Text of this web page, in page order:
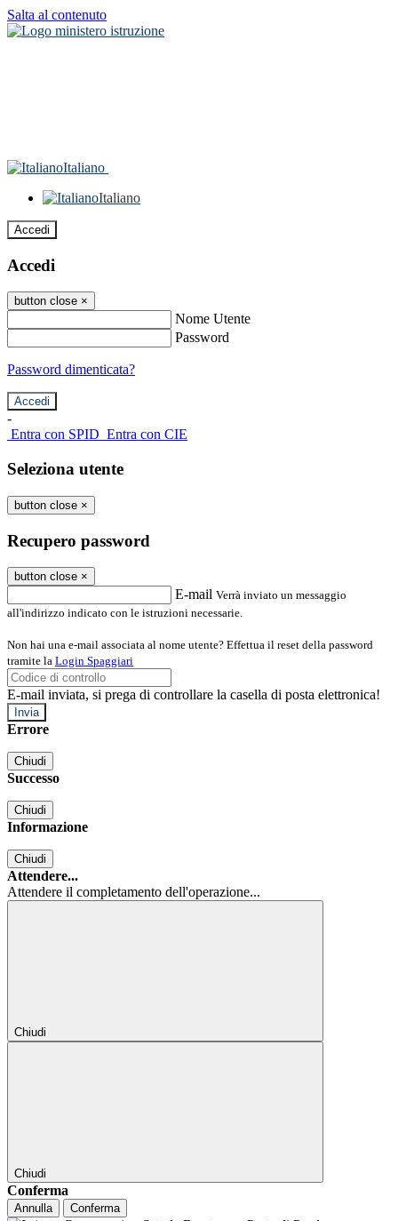
Salta al contenuto
Italiano
Italiano
Accedi
Accedi
button close ×
Nome Utente
Password
Password dimenticata?
-
Entra con SPID Entra con CIE
Seleziona utente
button close ×
Recupero password
button close ×
E-mail Verrà inviato un messaggio
all'indirizzo indicato con le istruzioni necessarie.
Non hai una e-mail associata al nome utente? Effettua il reset della password
tramite la Login Spaggiari
E-mail inviata, si prega di controllare la casella di posta elettronica!
Errore
Chiudi
Successo
Chiudi
Informazione
Chiudi
Attendere...
Attendere il completamento dell'operazione...
Chiudi
Chiudi
Conferma
Annulla Conferma